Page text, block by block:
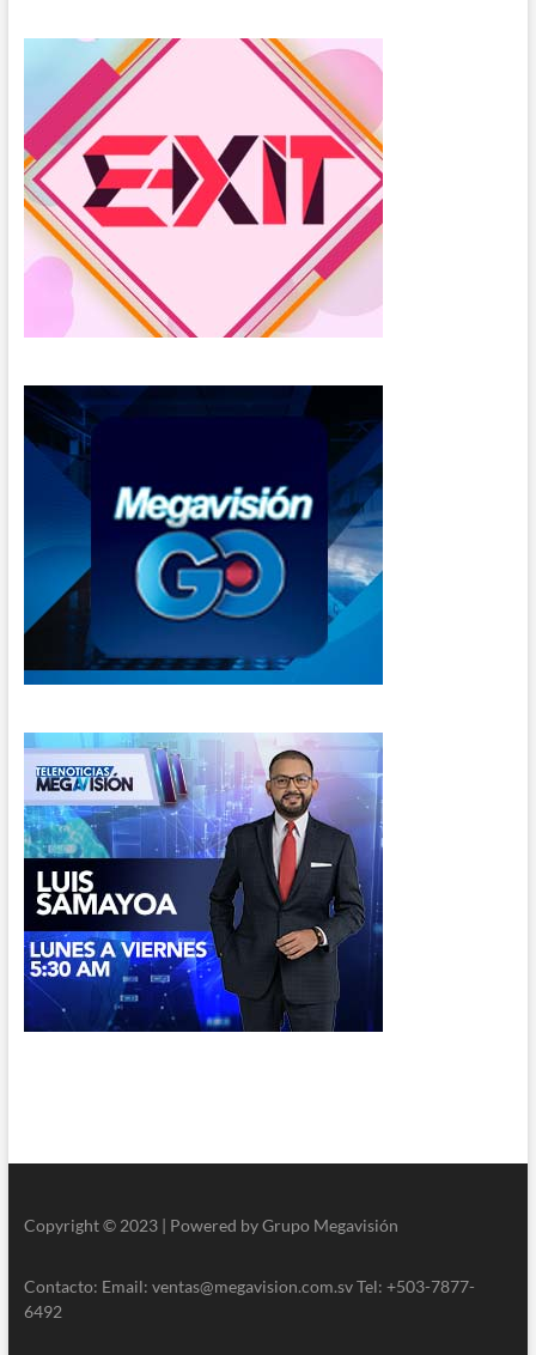
Copyright © 2023 | Powered by Grupo Megavisión
Contacto: Email: ventas@megavision.com.sv Tel: +503-7877-
6492